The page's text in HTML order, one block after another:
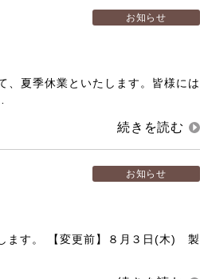
お知らせ
、夏季休業といたします。皆様には
お知らせ
ます。 【変更前】８月３日(木) 製